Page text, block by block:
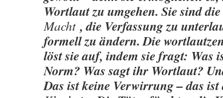
Wortlaut zu umgehen. Sie sind die
Macht, die Verfassung zu
formell zu ändern. Die
löst sie auf, indem sie fragt: Was
Norm? Was sagt ihr Wortlaut?
Das ist keine Verwirrung – das ist